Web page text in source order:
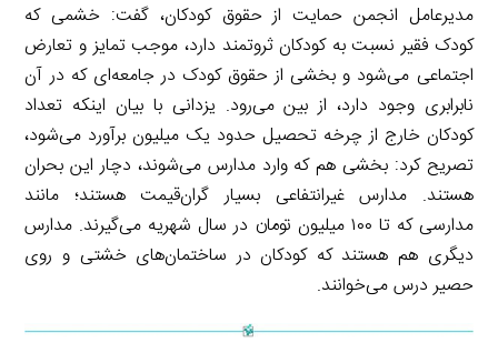
مدیرعامل انجمن حمایت از حقوق کودکان، گفت: خشمی که
کودک فقیر نسبت به کودکان ثروتمند دارد، موجب تمایز و تعارض
اجتماعی می‌شود و بخشی از حقوق کودک در جامعه‌ای که در آن
نابرابری وجود دارد، از بین می‌رود. یزدانی با بیان اینکه تعداد
کودکان خارج از چرخه تحصیل حدود یک میلیون برآورد می‌شود،
تصریح کرد: بخشی هم که وارد مدارس می‌شوند، دچار این بحران
هستند. مدارس غیرانتفاعی بسیار گران‌قیمت هستند؛ مانند
مدارسی که تا ۱۰۰ میلیون تومان در سال شهریه می‌گیرند. مدارس
دیگری هم هستند که کودکان در ساختمان‌های خشتی و روی
حصیر درس می‌خوانند.